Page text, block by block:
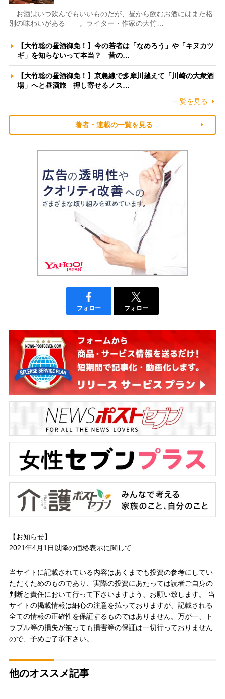
お酒はいつ飲んでもいいものだが、昼から飲むお酒にはまた格
別の味わいがある――。ライター・作家の大竹…
【大竹聡の昼酒御免！】今の若者は「なめろう」や「キヌカツ
ギ」を知らないって本当？ 昔の…
【大竹聡の昼酒御免！】京急線で多摩川越えて「川崎の大衆酒
場」へと昼酒旅 押し寄せるノス…
一覧を見る
著者・連載の一覧を見る
フォロー フォロー
【お知らせ】
2021年4月1日以降の価格表示に関して
当サイトに記載されている内容はあくまでも投資の参考にしてい
ただくためのものであり、実際の投資にあたっては読者ご自身の
判断と責任において行って下さいますよう、お願い致します。 当
サイトの掲載情報は細心の注意を払っておりますが、記載される
全ての情報の正確性を保証するものではありません。万が一、ト
ラブル等の損失が被っても損害等の保証は一切行っておりません
ので、予めご了承下さい。
他のオススメ記事